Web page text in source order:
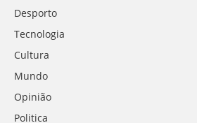
Desporto
Tecnologia
Cultura
Mundo
Opinião
Politica